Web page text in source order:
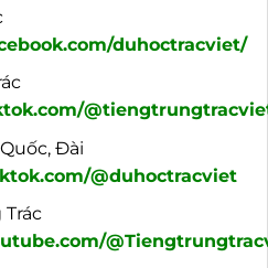
duhoctracviet/
Đài
@duhoctracviet